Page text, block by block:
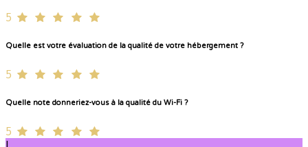
5
Quelle est votre évaluation de la qualité de votre hébergement ?
5
Quelle note donneriez-vous à la qualité du Wi-Fi ?
5